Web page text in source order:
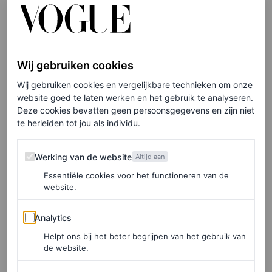
onze schoenen mee te versieren. Het was zo leuk om de
Birkenstocks te decoreren met glimmers, zodat ze echt in
digitaal archief van zijn 50-jarige carrière heeft
gelanceerd.
Wij gebruiken cookies
Wij gebruiken cookies en vergelijkbare technieken om onze
website goed te laten werken en het gebruik te analyseren.
Deze cookies bevatten geen persoonsgegevens en zijn niet
te herleiden tot jou als individu.
Werking van de website
Werking van de website Altijd aan
Essentiële cookies voor het functioneren van de
website.
Analytics
Analytics
Helpt ons bij het beter begrijpen van het gebruik van
de website.